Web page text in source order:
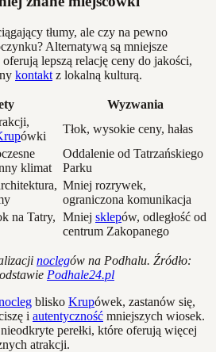
tłumy, ale czy na pewno
Alternatywą są mniejsze
lepszą relację ceny do jakości,
kontakt z lokalną kulturą.
Wyzwania
ówki
Tłok, wysokie ceny, hałas
klimat
Oddalenie od Tatrzańskiego
Parku
Mniej rozrywek,
ograniczona komunikacja
na Tatry, Mniej sklepów, odległość od
centrum Zakopanego
noclegów na Podhalu. Źródło:
Podhale24.pl
blisko Krupówek, zastanów się,
i autentyczność mniejszych wiosek.
perełki, które oferują więcej
atrakcji.